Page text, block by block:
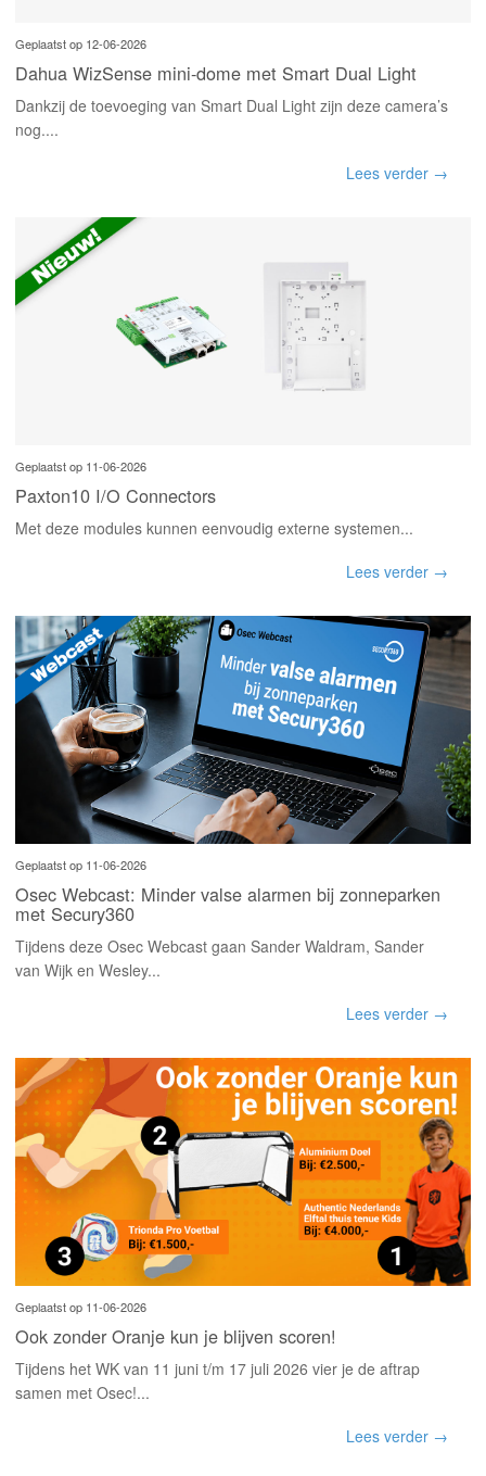
Geplaatst op 12-06-2026
Dahua WizSense mini-dome met Smart Dual Light
Dankzij de toevoeging van Smart Dual Light zijn deze camera’s
nog....
Lees verder →
Geplaatst op 11-06-2026
Paxton10 I/O Connectors
Met deze modules kunnen eenvoudig externe systemen...
Lees verder →
Geplaatst op 11-06-2026
Osec Webcast: Minder valse alarmen bij zonneparken
met Secury360
Tijdens deze Osec Webcast gaan Sander Waldram, Sander
van Wijk en Wesley...
Lees verder →
Geplaatst op 11-06-2026
Ook zonder Oranje kun je blijven scoren!
Tijdens het WK van 11 juni t/m 17 juli 2026 vier je de aftrap
samen met Osec!...
Lees verder →